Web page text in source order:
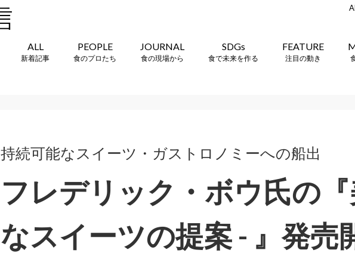
ALL
新着記事
PEOPLE
食のプロたち
JOURNAL
食の現場から
SDGs
食で未来を作る
FEATURE
注目の動き
持続可能なスイーツ・ガストロノミーへの船出
フレデリック・ボウ氏の
なスイーツの提案 - 』発売